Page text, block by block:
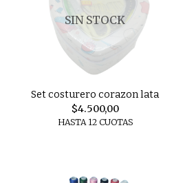
SIN STOCK
Set costurero corazon lata
$4.500,00
HASTA 12 CUOTAS